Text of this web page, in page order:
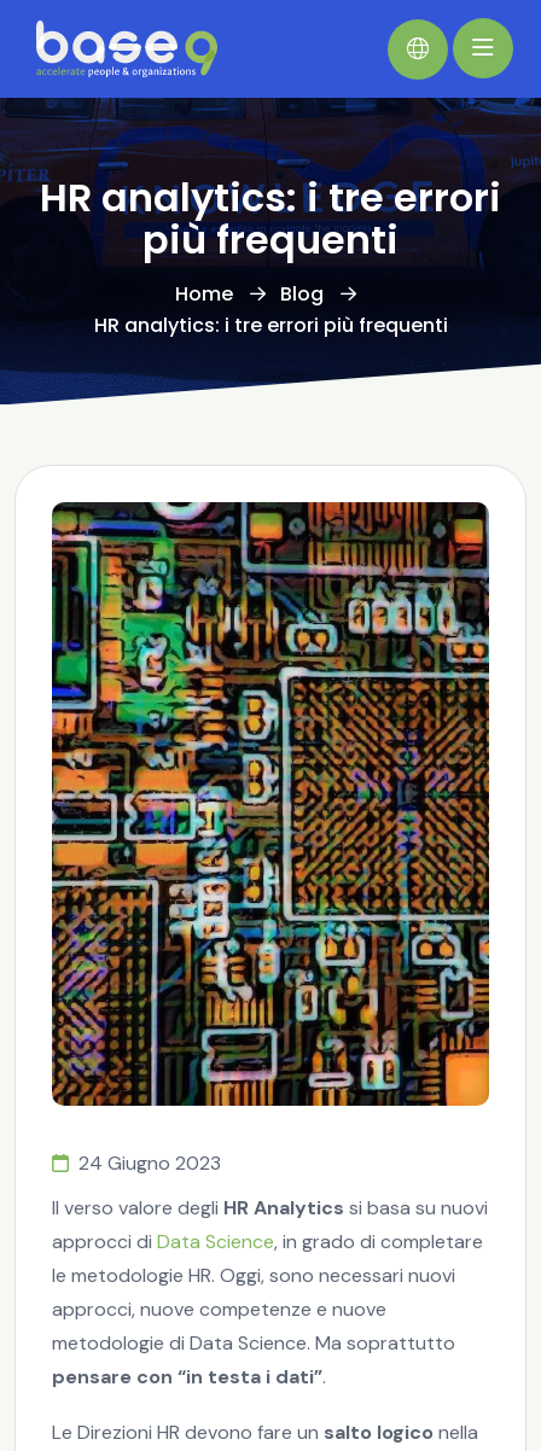
HR analytics: i tre errori
più frequenti
Home
Blog
HR analytics: i tre errori più frequenti
24 Giugno 2023
Il verso valore degli HR Analytics si basa su nuovi
approcci di Data Science, in grado di completare
le metodologie HR. Oggi, sono necessari nuovi
approcci, nuove competenze e nuove
metodologie di Data Science. Ma soprattutto
pensare con “in testa i dati”.
Le Direzioni HR devono fare un salto logico nella